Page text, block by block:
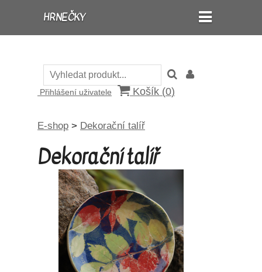
HRNEČKY
Přihlášení uživatele Košík (0)
E-shop > Dekorační talíř
Dekorační talíř